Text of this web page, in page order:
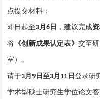
点提交材料：
即日起至3月6 日 ，建议完成
将 《创新成果认定表》交至
室）。
请于3月9 日至3月 11 日登录研
学术型硕士研究生学位论文